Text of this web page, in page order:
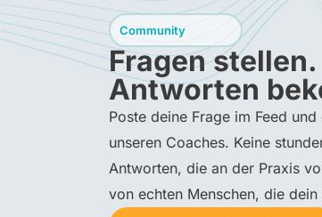
Community
Fragen stellen.
Antworten
Poste deine Frage im Feed
unseren Coaches. Keine
Antworten, die an der Praxis
von echten Menschen, die